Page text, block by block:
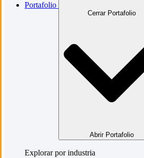
Portafolio
Cerrar Portafolio
Abrir Portafolio
Explorar por industria